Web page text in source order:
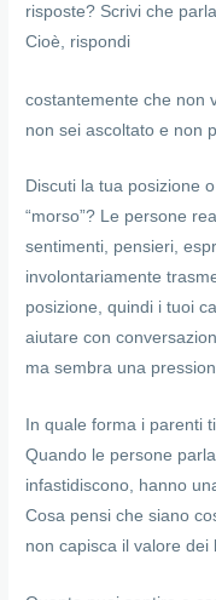
risposte? Scrivi che
Cioè, rispondi
Qualcuno non importa
con gli amici, ma 8
lui ignorato, è un buon
costantemente che non
non sei ascoltato e non
Discuti la tua posizione
“morso”? Le persone
sentimenti, pensieri,
involontariamente
posizione, quindi i tuoi
aiutare con
ma sembra una
In quale forma i parenti
Quando le persone
infastidiscono, hanno
Cosa pensi che siano
non capisca il valore dei